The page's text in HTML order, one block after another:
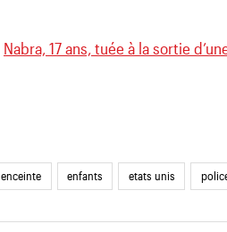
Nabra, 17 ans, tuée à la sortie
enceinte enfants etats unis